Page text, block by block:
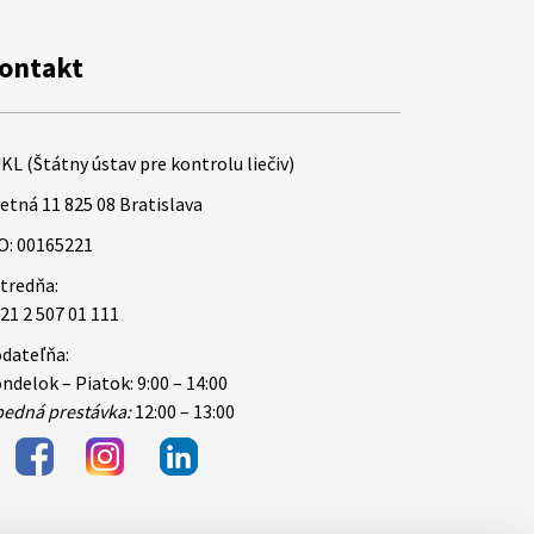
(Štátny ústav pre kontrolu liečiv)
11 825 08 Bratislava
00165221
2 507 01 111
– Piatok: 9:00 – 14:00
prestávka:12:00 – 13:00